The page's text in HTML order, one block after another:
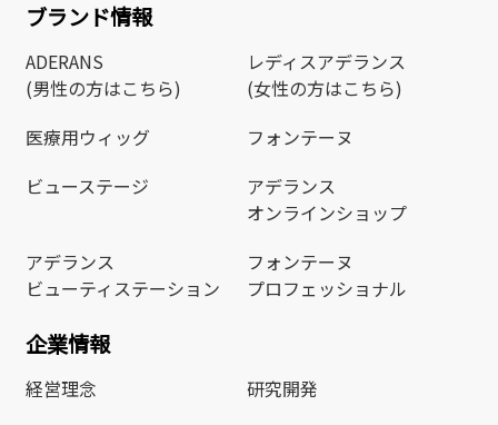
ブランド情報
ADERANS
(男性の方はこちら)
レディスアデランス
(女性の方はこちら)
医療用ウィッグ
フォンテーヌ
ビューステージ
アデランス
オンラインショップ
アデランス
ビューティステーション
フォンテーヌ
プロフェッショナル
企業情報
経営理念
研究開発